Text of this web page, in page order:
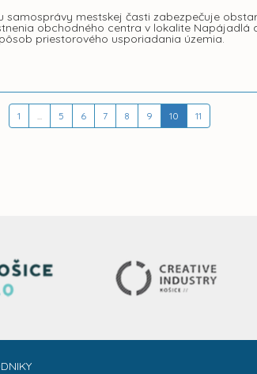
mestskej časti zabezpečuje
obchodného centra v lokalite Napájadlá
priestorového usporiadania územia.
1 ... 5 6 7 8 9 10 11